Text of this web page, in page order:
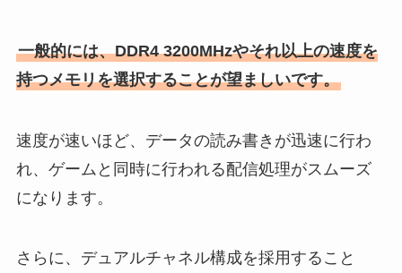
一般的には、DDR4 3200MHzやそれ以上の速度を
持つメモリを選択することが望ましいです。
速度が速いほど、データの読み書きが迅速に行わ
れ、ゲームと同時に行われる配信処理がスムーズ
になります。
さらに、デュアルチャネル構成を採用すること